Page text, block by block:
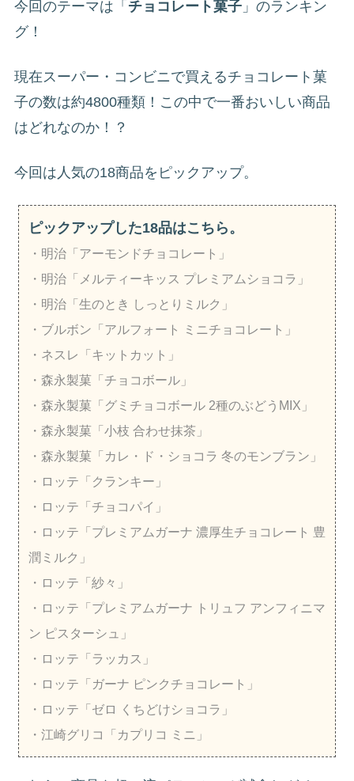
今回のテーマは「 チョコレート菓子 」のランキン
グ！
現在スーパー・コンビニで買えるチョコレート菓
子の数は約4800種類！この中で一番おいしい商品
はどれなのか！？
今回は人気の18商品をピックアップ。
ピックアップした18品はこちら。
・明治「アーモンドチョコレート」
・明治「メルティーキッス プレミアムショコラ」
・明治「生のとき しっとりミルク」
・ブルボン「アルフォート ミニチョコレート」
・ネスレ「キットカット」
・森永製菓「チョコボール」
・森永製菓「グミチョコボール 2種のぶどうMIX」
・森永製菓「小枝 合わせ抹茶」
・森永製菓「カレ・ド・ショコラ 冬のモンブラン」
・ロッテ「クランキー」
・ロッテ「チョコパイ」
・ロッテ「プレミアムガーナ 濃厚生チョコレート 豊
潤ミルク」
・ロッテ「紗々」
・ロッテ「プレミアムガーナ トリュフ アンフィニマ
ン ピスターシュ」
・ロッテ「ラッカス」
・ロッテ「ガーナ ピンクチョコレート」
・ロッテ「ゼロ くちどけショコラ」
・江崎グリコ「カプリコ ミニ」